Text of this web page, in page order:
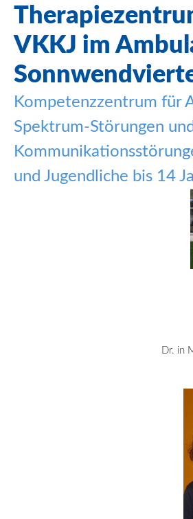
VKKJ im
Kompetenzzentrum für
Spektrum-Störungen
und Jugendliche bis 14
Dr. in